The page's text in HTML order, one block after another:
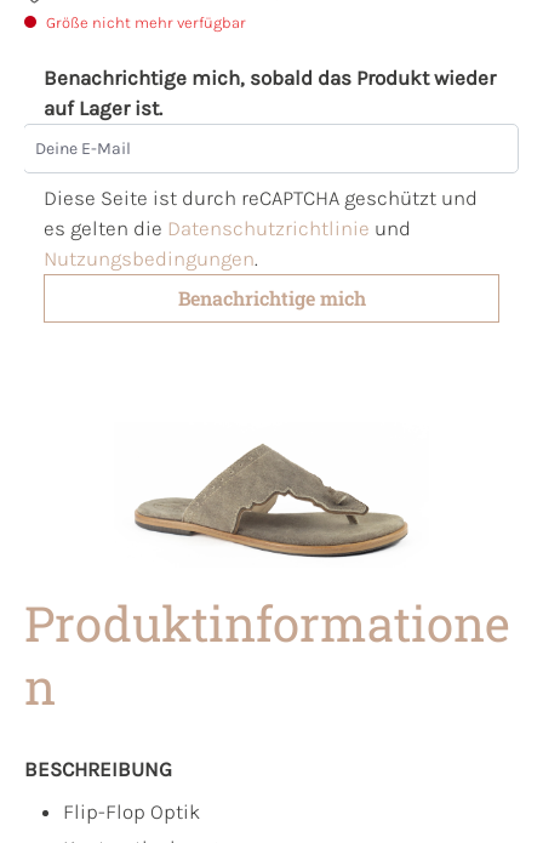
Größe nicht mehr verfügbar
Benachrichtige mich, sobald das Produkt wieder
auf Lager ist.
Deine E-Mail
Diese Seite ist durch reCAPTCHA geschützt und
es gelten die Datenschutzrichtlinie und
Nutzungsbedingungen.
Benachrichtige mich
Produktinformatione
n
BESCHREIBUNG
Flip-Flop Optik